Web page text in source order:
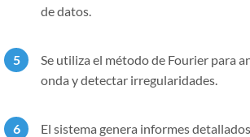
de datos.
Se utiliza el método de Fourier para
onda y detectar irregularidades.
El sistema genera informes